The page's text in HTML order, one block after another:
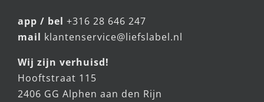
app / bel +316 28 646 247
mail klantenservice@liefslabel.nl
Wij zijn verhuisd!
Hooftstraat 115
2406 GG Alphen aan den Rijn